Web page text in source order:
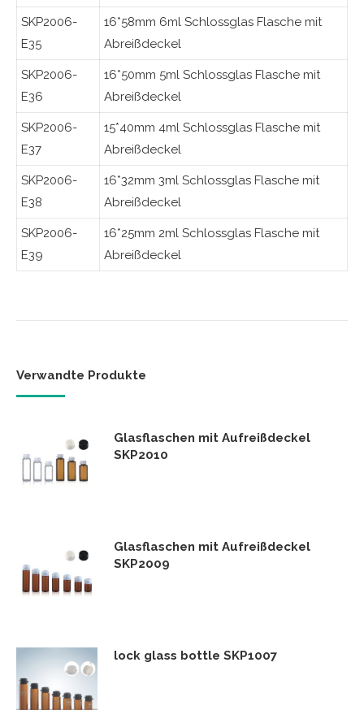
SKP2006-
E35
16*58mm 6ml Schlossglas Flasche mit
Abreißdeckel
SKP2006-
E36
16*50mm 5ml Schlossglas Flasche mit
Abreißdeckel
SKP2006-
E37
15*40mm 4ml Schlossglas Flasche mit
Abreißdeckel
SKP2006-
E38
16*32mm 3ml Schlossglas Flasche mit
Abreißdeckel
SKP2006-
E39
16*25mm 2ml Schlossglas Flasche mit
Abreißdeckel
Verwandte Produkte
Glasflaschen mit Aufreißdeckel
SKP2010
Glasflaschen mit Aufreißdeckel
SKP2009
lock glass bottle SKP1007